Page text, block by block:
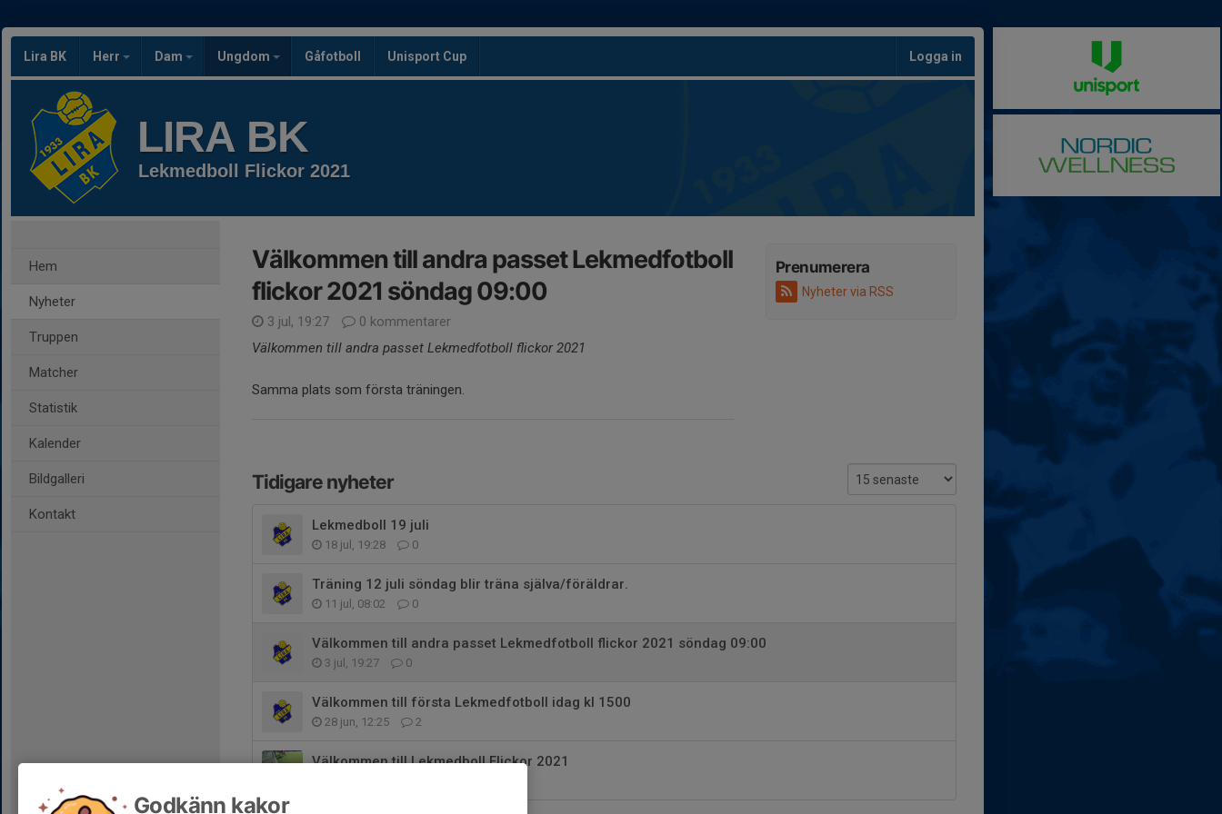
Lira BK Herr Dam Ungdom Gåfotboll Unisport Cup Logga in
LIRA BK
Lekmedboll Flickor 2021
Hem
Nyheter
Truppen
Matcher
Statistik
Kalender
Bildgalleri
Kontakt
Prenumerera
Nyheter via RSS
Välkommen till andra passet Lekmedfotboll
flickor 2021 söndag 09:00
3 jul, 19:27
0 kommentarer
Välkommen till andra passet Lekmedfotboll flickor 2021
Samma plats som första träningen.
Tidigare nyheter
Lekmedboll 19 juli
18 jul, 19:28 0
Träning 12 juli söndag blir träna själva/föräldrar.
11 jul, 08:02 0
Välkommen till andra passet Lekmedfotboll flickor 2021 söndag 09:00
3 jul, 19:27 0
Välkommen till första Lekmedfotboll idag kl 1500
28 jun, 12:25 2
Välkommen till Lekmedboll Flickor 2021
Godkänn kakor